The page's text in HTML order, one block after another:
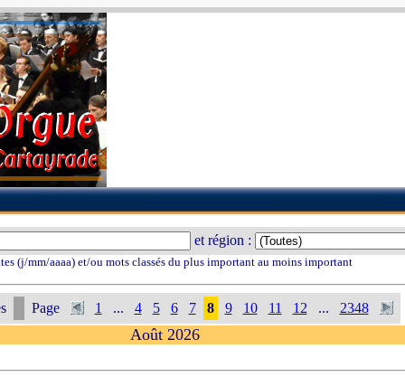
et région :
(j/mm/aaaa) et/ou mots classés du plus important au moins important
Page 1 ... 4 5 6 7 8 9 10 11 12 ... 2348
Août 2026